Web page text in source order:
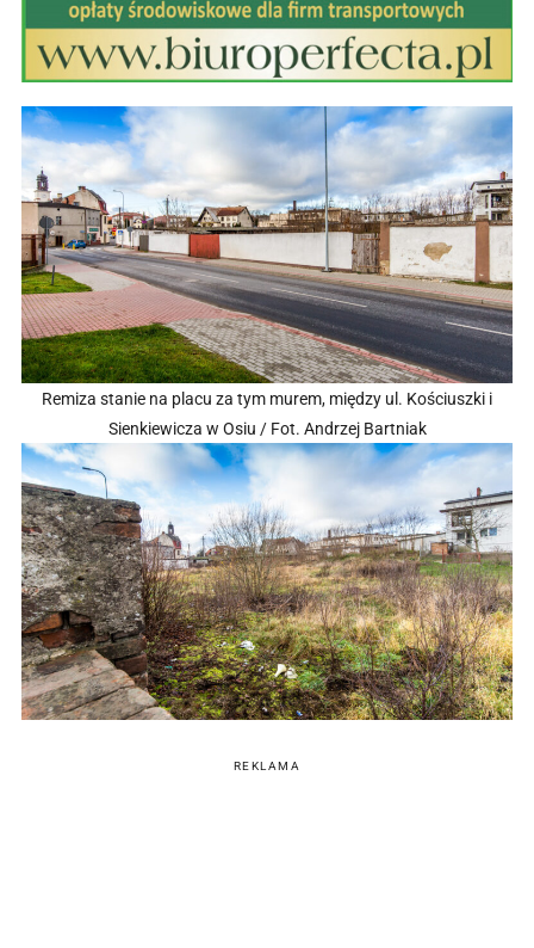
Remiza stanie na placu za tym murem, między ul. Kościuszki i
Sienkiewicza w Osiu / Fot. Andrzej Bartniak
REKLAMA